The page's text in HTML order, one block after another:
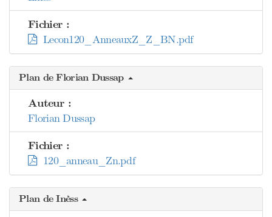
Fichier :
Lecon120_AnneauxZ_Z_BN.pdf
Plan de Florian Dussap
Auteur :
Florian Dussap
Fichier :
120_anneau_Zn.pdf
Plan de Inèss